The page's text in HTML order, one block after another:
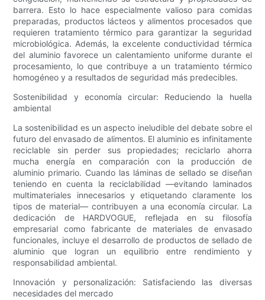
barrera. Esto lo hace especialmente valioso para comidas
preparadas, productos lácteos y alimentos procesados ​​que
requieren tratamiento térmico para garantizar la seguridad
microbiológica. Además, la excelente conductividad térmica
del aluminio favorece un calentamiento uniforme durante el
procesamiento, lo que contribuye a un tratamiento térmico
homogéneo y a resultados de seguridad más predecibles.
Sostenibilidad y economía circular: Reduciendo la huella
ambiental
La sostenibilidad es un aspecto ineludible del debate sobre el
futuro del envasado de alimentos. El aluminio es infinitamente
reciclable sin perder sus propiedades; reciclarlo ahorra
mucha energía en comparación con la producción de
aluminio primario. Cuando las láminas de sellado se diseñan
teniendo en cuenta la reciclabilidad —evitando laminados
multimateriales innecesarios y etiquetando claramente los
tipos de material— contribuyen a una economía circular. La
dedicación de HARDVOGUE, reflejada en su filosofía
empresarial como fabricante de materiales de envasado
funcionales, incluye el desarrollo de productos de sellado de
aluminio que logran un equilibrio entre rendimiento y
responsabilidad ambiental.
Innovación y personalización: Satisfaciendo las diversas
necesidades del mercado